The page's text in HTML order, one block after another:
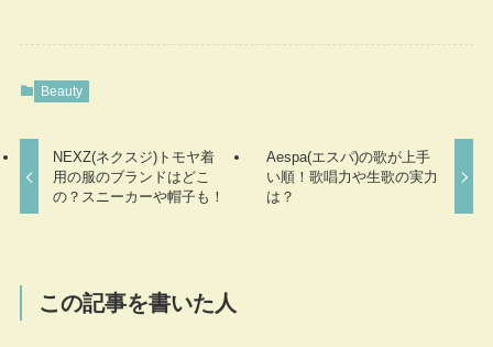
Beauty
NEXZ(ネクスジ)トモヤ着
用の服のブランドはどこ
の？スニーカーや帽子も！
Aespa(エスパ)の歌が上手
い順！歌唱力や生歌の実力
は？
この記事を書いた人